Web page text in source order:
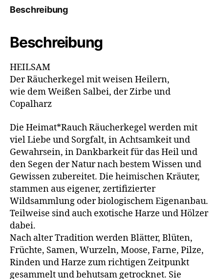
Beschreibung
Beschreibung
HEILSAM
Der Räucherkegel mit weisen Heilern,
wie dem Weißen Salbei, der Zirbe und
Copalharz
Die Heimat*Rauch Räucherkegel werden mit
viel Liebe und Sorgfalt, in Achtsamkeit und
Gewahrsein, in Dankbarkeit für das Heil und
den Segen der Natur nach bestem Wissen und
Gewissen zubereitet. Die heimischen Kräuter,
stammen aus eigener, zertifizierter
Wildsammlung oder biologischem Eigenanbau.
Teilweise sind auch exotische Harze und Hölzer
dabei.
Nach alter Tradition werden Blätter, Blüten,
Früchte, Samen, Wurzeln, Moose, Farne, Pilze,
Rinden und Harze zum richtigen Zeitpunkt
gesammelt und behutsam getrocknet. Sie